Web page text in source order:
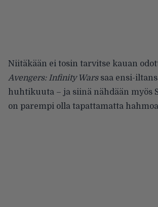
Niitäkään ei tosin tarvitse kauan
Avengers: Infinity Warssaa ensi-
huhtikuuta – ja siinä nähdään myös
on parempi olla tapattamatta